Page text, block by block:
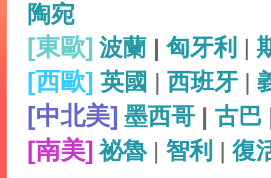
陶宛
[東歐] 波蘭 | 匈牙利 |
[西歐] 英國 | 西班牙 |
[中北美] 墨西哥 | 古巴
[南美] 祕魯| 智利 |復